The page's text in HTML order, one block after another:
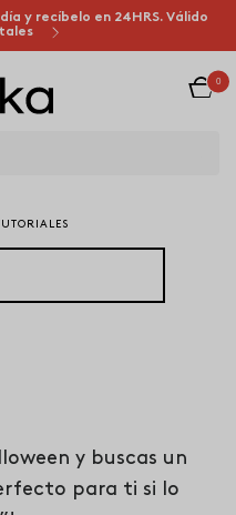
y recíbelo en 24HRS. Válido
0
y buscas un
para ti si lo